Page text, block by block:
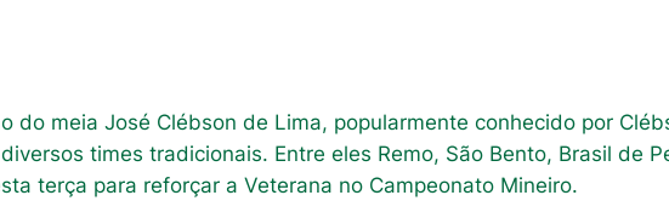
meia José Clébson de Lima, popularmente conhecido por
times tradicionais. Entre eles Remo, São Bento, Brasil de
terça para reforçar a Veterana no Campeonato Mineiro.